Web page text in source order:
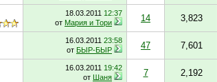
18.03.2011 12:37
от Мария и Тори 14 3,823
16.03.2011 23:58
от БЫР-БЫР 47 7,601
16.03.2011 19:42
от Шаня 7 2,192